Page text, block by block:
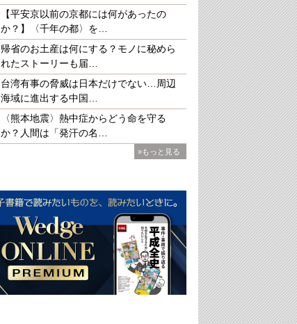
【平安京以前の京都には何があったの
か？】〈千年の都〉を…
帰省のお土産は何にする？モノに秘めら
れたストーリーも届…
台湾有事の脅威は日本だけでない…周辺
海域に進出する中国…
〈熊本地震〉熱中症からどう命を守る
か？人間は「発汗の名…
»もっと見る